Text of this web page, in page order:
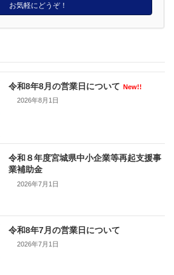
お気軽にどうぞ！
令和8年8月の営業日について New!!
2026年8月1日
令和８年度宮城県中小企業等再起支援事
業補助金
2026年7月1日
令和8年7月の営業日について
2026年7月1日